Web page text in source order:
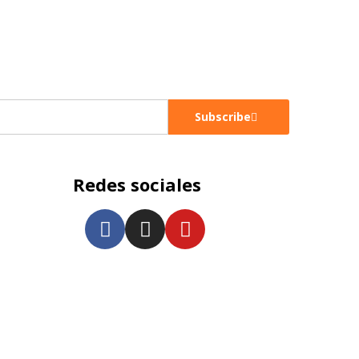
Subscribe
Redes sociales